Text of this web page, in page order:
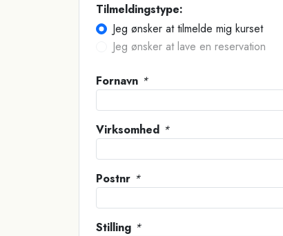
Tilmeldingstype:
Jeg ønsker at tilmelde mig kurset
Jeg ønsker at lave en reservation
Fornavn *
Virksomhed *
Postnr *
Stilling *